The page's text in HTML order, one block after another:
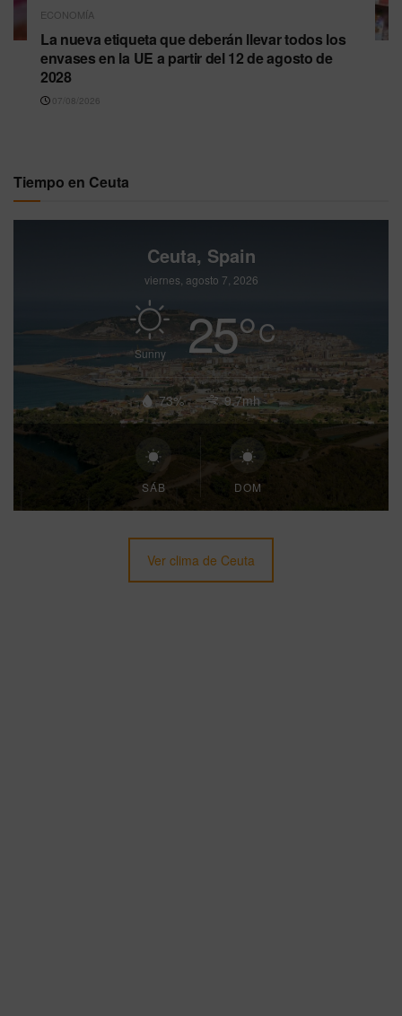
ECONOMÍA
La nueva etiqueta que deberán llevar todos los
envases en la UE a partir del 12 de agosto de
2028
07/08/2026
Tiempo en Ceuta
Ceuta, Spain
viernes, agosto 7, 2026
Sunny 25°C
73% 9.7mh
SÁB DOM
Ver clima de Ceuta